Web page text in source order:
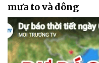
mưa to và dông